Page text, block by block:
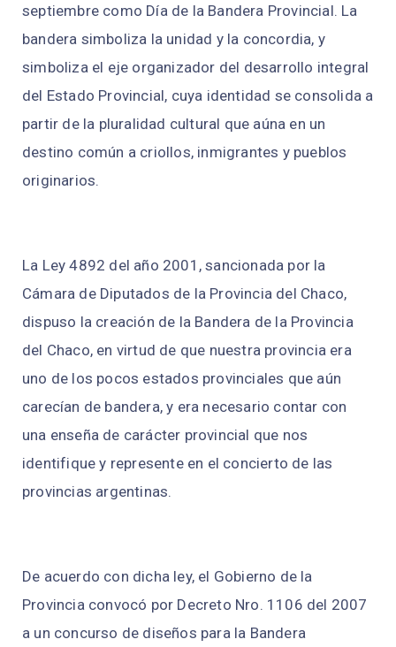
septiembre como Día de la Bandera Provincial. La
bandera simboliza la unidad y la concordia, y
simboliza el eje organizador del desarrollo integral
del Estado Provincial, cuya identidad se consolida a
partir de la pluralidad cultural que aúna en un
destino común a criollos, inmigrantes y pueblos
originarios.
La Ley 4892 del año 2001, sancionada por la
Cámara de Diputados de la Provincia del Chaco,
dispuso la creación de la Bandera de la Provincia
del Chaco, en virtud de que nuestra provincia era
uno de los pocos estados provinciales que aún
carecían de bandera, y era necesario contar con
una enseña de carácter provincial que nos
identifique y represente en el concierto de las
provincias argentinas.
De acuerdo con dicha ley, el Gobierno de la
Provincia convocó por Decreto Nro. 1106 del 2007
a un concurso de diseños para la Bandera